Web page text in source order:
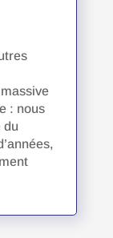
: nous
du